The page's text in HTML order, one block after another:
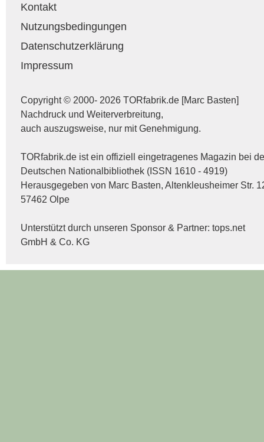
Kontakt
Nutzungsbedingungen
Datenschutzerklärung
Impressum
Copyright © 2000- 2026 TORfabrik.de [Marc Basten]
Nachdruck und Weiterverbreitung,
auch auszugsweise, nur mit Genehmigung.
TORfabrik.de ist ein offiziell eingetragenes Magazin bei
Deutschen Nationalbibliothek (ISSN 1610 - 4919)
Herausgegeben von Marc Basten, Altenkleusheimer Str.
57462 Olpe
Unterstützt durch unseren Sponsor & Partner: tops.net
GmbH & Co. KG